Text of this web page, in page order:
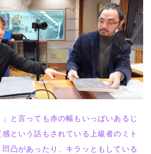
と言っても赤の幅もいっぱいあるじ
という話もされている上級者のミト
凸があったり、キラッともしている